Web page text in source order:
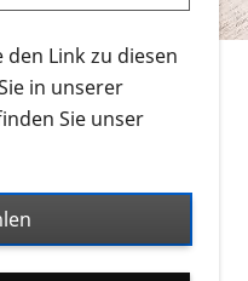
Erklärvideos zum
RETINA-Website
Menschen an.
Infomaterial
um ausschließlich
oder Videos zu
Broschüren werden in
Link zu diesen
in unserer
Sie unser